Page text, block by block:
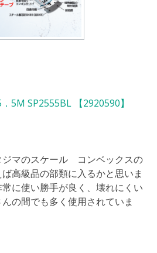
5M SP2555BL 【2920590】
ジマのスケール コンベックスの
高級品の部類に入るかと思いま
に使い勝手が良く、壊れにくい
の間でも多く使用されていま